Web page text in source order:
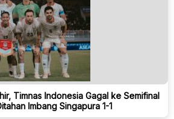
Timnas Indonesia Gagal ke Semifinal
Imbang Singapura 1-1